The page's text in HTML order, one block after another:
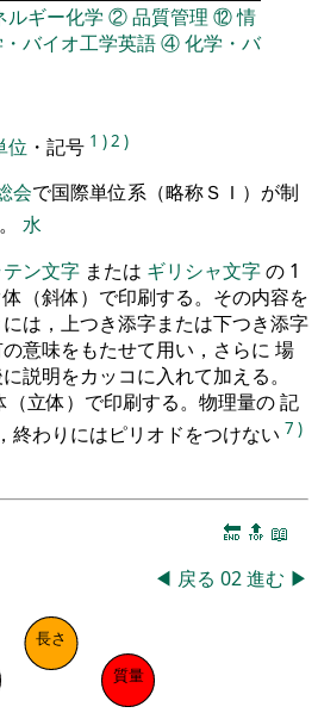
ルギー化学 ②品質管理 ⑫情
バイオ工学英語④化学・バ
位 ・記号 1 )2 )
会で国際単位系（略称ＳＩ）が制
。 水
テン文字 または ギリシャ文字の 1
（斜体）で印刷する。その内容を
は，上つき添字または下つき添字
の意味をもたせて用い，さらに 場
説明をカッコに入れて加える。
立体）で印刷する。物理量の 記
終わりにはピリオドをつけない 7 )
🔚 🔝 📖
◀ 戻る 02進む ▶
長さ
質量